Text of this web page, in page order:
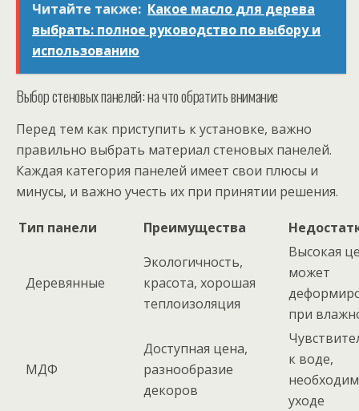
Читайте также: Какое масло для дерева
выбрать: полное руководство по выбору и
использованию
Выбор стеновых панелей: на что обратить внимание
Перед тем как приступить к установке, важно
правильно выбрать материал стеновых панелей.
Каждая категория панелей имеет свои плюсы и
минусы, и важно учесть их при принятии решения.
Тип панели Преимущества
Деревянные
Экологичность,
красота, хорошая
теплоизоляция
Высокая
может
при
МДФ
Доступная цена,
разнообразие
декоров
к воде,
уходе